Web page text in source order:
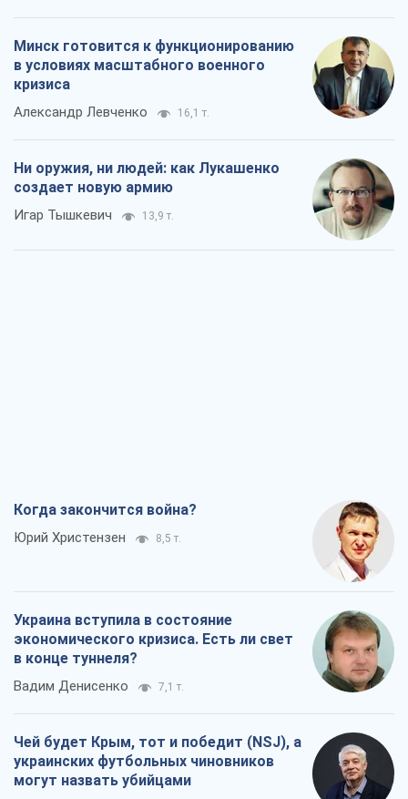
Минск готовится к функционированию
в условиях масштабного военного
кризиса
Александр Левченко 16,1 т.
Ни оружия, ни людей: как Лукашенко
создает новую армию
Игар Тышкевич 13,9 т.
Когда закончится война?
Юрий Христензен 8,5 т.
Украина вступила в состояние
экономического кризиса. Есть ли свет
в конце туннеля?
Вадим Денисенко 7,1 т.
Чей будет Крым, тот и победит (NSJ), а
украинских футбольных чиновников
могут назвать убийцами